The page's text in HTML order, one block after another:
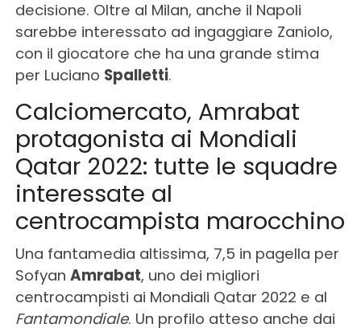
decisione. Oltre al Milan, anche il Napoli
sarebbe interessato ad ingaggiare Zaniolo,
con il giocatore che ha una grande stima
per Luciano Spalletti.
Calciomercato, Amrabat
protagonista ai Mondiali
Qatar 2022: tutte le squadre
interessate al
centrocampista marocchino
Una fantamedia altissima, 7,5 in pagella per
Sofyan Amrabat, uno dei migliori
centrocampisti ai Mondiali Qatar 2022 e al
Fantamondiale. Un profilo atteso anche dai